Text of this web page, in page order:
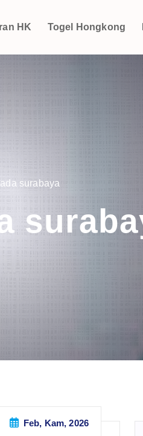
HK Togel Hongkong
surabaya
Feb, Kam, 2026